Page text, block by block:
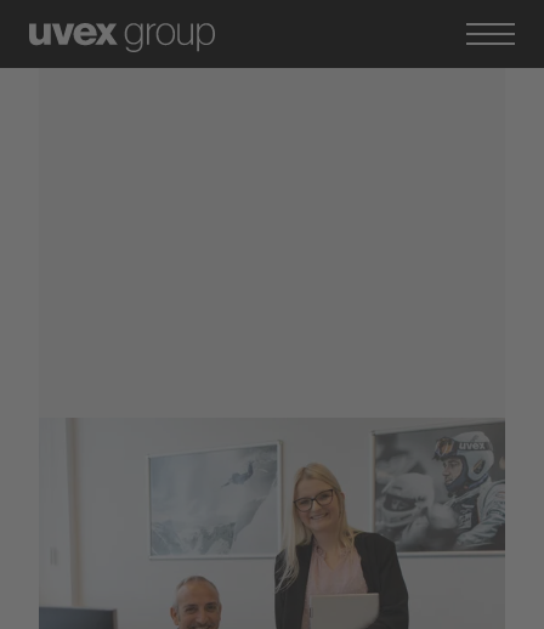
23. November 2022
Wenn der Traumjob
Realität wird